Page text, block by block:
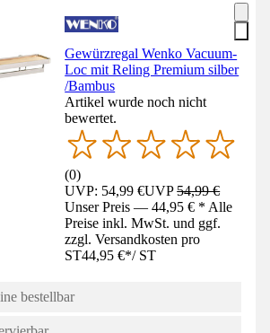
Gewürzregal Wenko Vacuum-
Loc mit Reling Premium silber
/Bambus
Artikel wurde noch nicht
bewertet.
(0)
UVP: 54,99 €UVP54,99 €
Unser Preis — 44,95 € * Alle
Preise inkl. MwSt. und ggf.
zzgl. Versandkosten pro
ST44,95 €*/ ST
bestellbar